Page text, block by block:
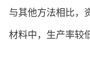
与其他方法相比，
材料中，生产率较